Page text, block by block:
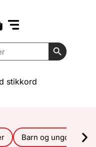
Search
stikkord
Barn og ungdom